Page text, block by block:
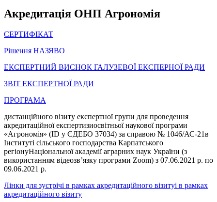
Акредитація ОНП Агрономія
СЕРТИФІКАТ
Рішення НАЗЯВО
ЕКСПЕРТНИЙ ВИСНОК ГАЛУЗЕВОЇ ЕКСПЕРНОЇ РАДИ
ЗВІТ ЕКСПЕРТНОЇ РАДИ
ПРОГРАМА
дистанційного візиту експертної групи для проведення
акредитаційної експертизиосвітньої наукової програми
«Агрономія» (ID у ЄДЕБО 37034) за справою № 1046/АС-21в
Інституті сільського господарства Карпатського
регіонуНаціональної академії аграрних наук України (з
використанням відеозв’язку програми Zoom) з 07.06.2021 р. по
09.06.2021 р.
Лінки для зустрічі в рамках акредитаційного візитуі в рамках
акредитаційного візиту